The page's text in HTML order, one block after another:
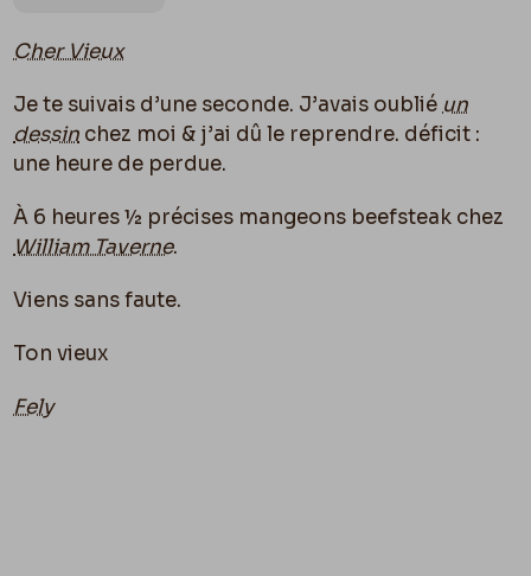
Cher Vieux
Je te suivais d’une seconde. J’avais oublié un
dessin chez moi & j’ai dû le reprendre. déficit :
une heure de perdue.
À 6 heures ½ précises mangeons beefsteak chez
William Taverne.
Viens sans faute.
Ton vieux
Fely